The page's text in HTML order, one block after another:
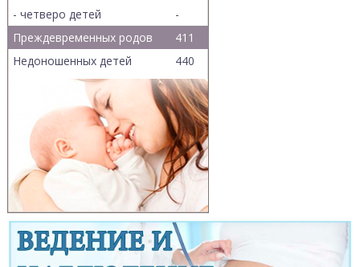
- четверо детей
-
Преждевременных родов
411
Недоношенных детей
440